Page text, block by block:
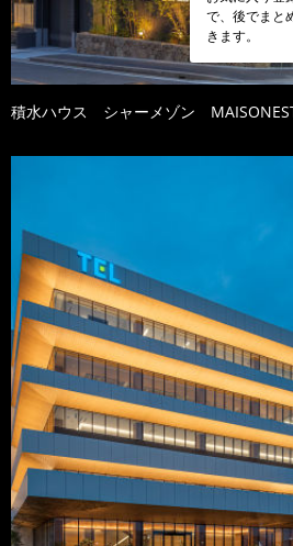
で、後でまと
きます。
積水ハウス シャーメゾン